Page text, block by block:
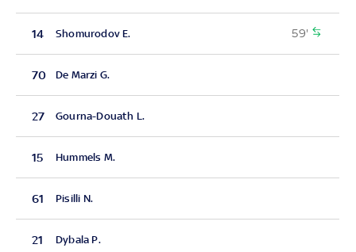
14 Shomurodov E. 59'
70 De Marzi G.
27 Gourna-Douath L.
15 Hummels M.
61 Pisilli N.
21 Dybala P.